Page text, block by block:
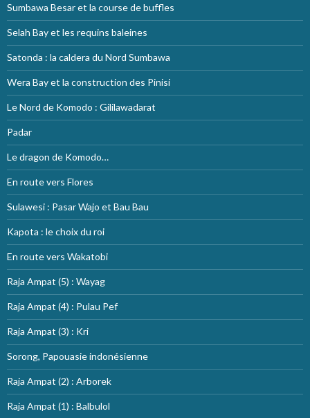
Sumbawa Besar et la course de buffles
Selah Bay et les requins baleines
Satonda : la caldera du Nord Sumbawa
Wera Bay et la construction des Pinisi
Le Nord de Komodo : Gililawadarat
Padar
Le dragon de Komodo…
En route vers Flores
Sulawesi : Pasar Wajo et Bau Bau
Kapota : le choix du roi
En route vers Wakatobi
Raja Ampat (5) : Wayag
Raja Ampat (4) : Pulau Pef
Raja Ampat (3) : Kri
Sorong, Papouasie indonésienne
Raja Ampat (2) : Arborek
Raja Ampat (1) : Balbulol